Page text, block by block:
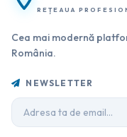
REȚEAUA
Cea mai modernă
România.
NEWSLETTER